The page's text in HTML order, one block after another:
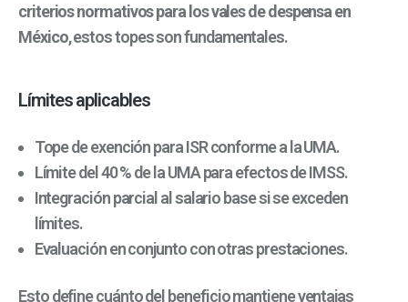
criterios normativos para los vales de despensa en
México, estos topes son fundamentales.
Límites aplicables
Tope de exención para ISR conforme a la UMA.
Límite del 40 % de la UMA para efectos de IMSS.
Integración parcial al salario base si se exceden
límites.
Evaluación en conjunto con otras prestaciones.
Esto define cuánto del beneficio mantiene ventajas